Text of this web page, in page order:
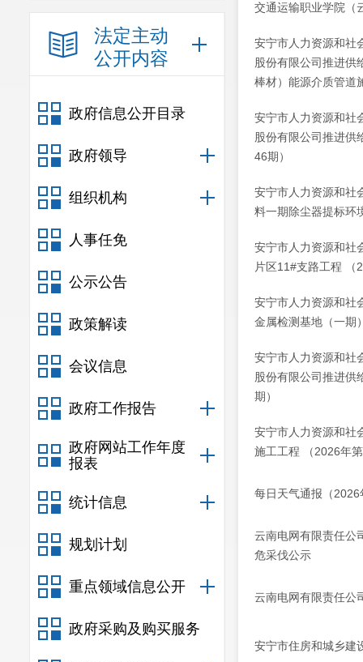
法定主动
公开内容
政府信息公开目录
政府领导
组织机构
人事任免
公示公告
政策解读
会议信息
政府工作报告
政府网站工作年度
报表
统计信息
规划计划
重点领域信息公开
政府采购及购买服务
交通运输职业学院（
安宁市人力资源和社
股份有限公司推进供
棒材）能源介质管道
安宁市人力资源和社
股份有限公司推进供
46期）
安宁市人力资源和社
料一期除尘器提标环
安宁市人力资源和社
片区11#支路工程 （
安宁市人力资源和社
金属检测基地（一期
安宁市人力资源和社
股份有限公司推进供
期）
安宁市人力资源和社
施工工程 （2026年
每日天气通报（
云南电网有限责任公
危采伐公示
云南电网有限责任公
安宁市住房和城乡建